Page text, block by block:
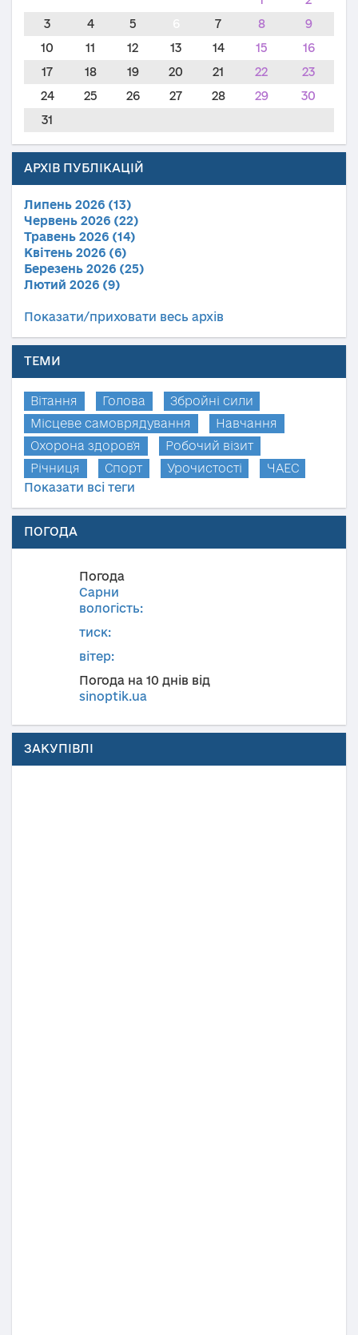
3
4 5 7 8
9
10
11 12 13 14 15
16
17
18 19 20 21 22
23
24
25 26 27 28 29
30
31
АРХІВ ПУБЛІКАЦІЙ
Липень 2026 (13)
Червень 2026 (22)
Травень 2026 (14)
Квітень 2026 (6)
Березень 2026 (25)
Лютий 2026 (9)
Показати/приховати весь архів
ТЕМИ
Вітання Голова
Збройні сили
Місцеве самоврядування
Навчання
Охорона здоров'я
Робочий візит
Річниця
Спорт Урочистості
ЧАЕС
Показати всі теги
ПОГОДА
Погода
Сарни
вологість:
тиск:
вітер:
Погода на 10 днів від
sinoptik.ua
ЗАКУПІВЛІ